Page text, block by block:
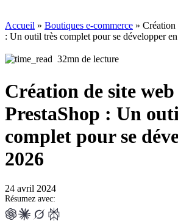
Accueil » Boutiques e-commerce » Création
: Un outil très complet pour se développer
32mn de lecture
Création de site web
PrestaShop : Un
complet pour se
2026
24 avril 2024
Résumez avec: